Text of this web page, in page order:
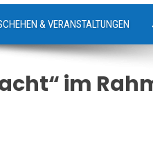
& VERANSTALTUNGEN
im